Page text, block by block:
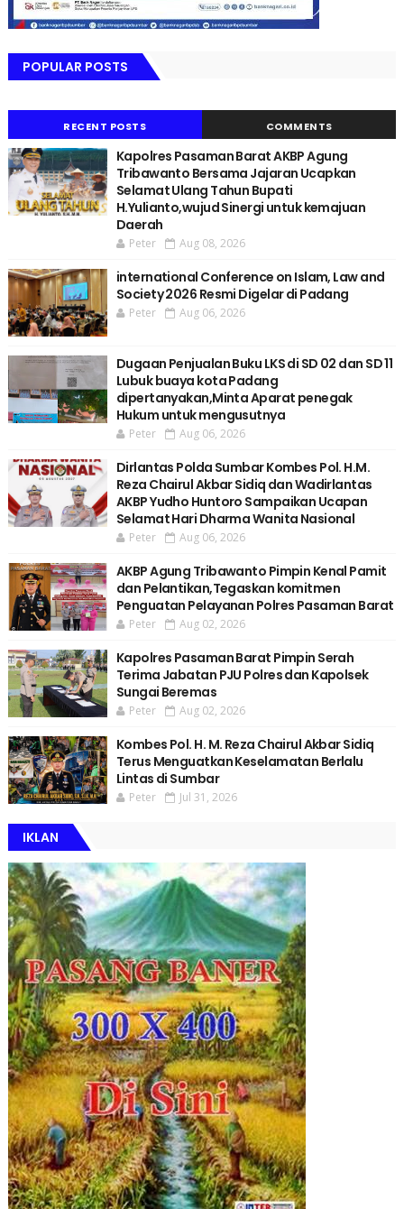
POPULAR POSTS
RECENT POSTS COMMENTS
Kapolres Pasaman Barat AKBP Agung
Tribawanto Bersama Jajaran Ucapkan
Selamat Ulang Tahun Bupati
H.Yulianto,wujud Sinergi untuk kemajuan
Daerah
Peter Aug 08, 2026
international Conference on Islam, Law and
Society 2026 Resmi Digelar di Padang
Peter Aug 06, 2026
Dugaan Penjualan Buku LKS di SD 02 dan SD 11
Lubuk buaya kota Padang
dipertanyakan,Minta Aparat penegak
Hukum untuk mengusutnya
Peter Aug 06, 2026
Dirlantas Polda Sumbar Kombes Pol. H.M.
Reza Chairul Akbar Sidiq dan Wadirlantas
AKBP Yudho Huntoro Sampaikan Ucapan
Selamat Hari Dharma Wanita Nasional
Peter Aug 06, 2026
AKBP Agung Tribawanto Pimpin Kenal Pamit
dan Pelantikan,Tegaskan komitmen
Penguatan Pelayanan Polres Pasaman Barat
Peter Aug 02, 2026
Kapolres Pasaman Barat Pimpin Serah
Terima Jabatan PJU Polres dan Kapolsek
Sungai Beremas
Peter Aug 02, 2026
Kombes Pol. H. M. Reza Chairul Akbar Sidiq
Terus Menguatkan Keselamatan Berlalu
Lintas di Sumbar
Peter Jul 31, 2026
IKLAN